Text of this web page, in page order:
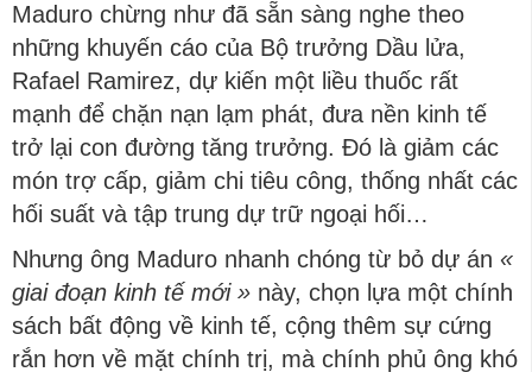
Maduro chừng như đã sẵn sàng nghe theo
những khuyến cáo của Bộ trưởng Dầu lửa,
Rafael Ramirez, dự kiến một liều thuốc rất
mạnh để chặn nạn lạm phát, đưa nền kinh tế
trở lại con đường tăng trưởng. Đó là giảm các
món trợ cấp, giảm chi tiêu công, thống nhất các
hối suất và tập trung dự trữ ngoại hối…
Nhưng ông Maduro nhanh chóng từ bỏ dự án «
giai đoạn kinh tế mới » này, chọn lựa một chính
sách bất động về kinh tế, cộng thêm sự cứng
rắn hơn về mặt chính trị, mà chính phủ ông khó